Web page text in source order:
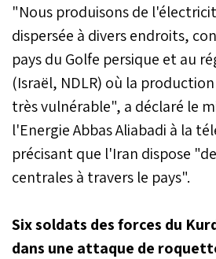
"Nous produisons de
dispersée à divers endroits,
pays du Golfe persique et au
(Israël, NDLR) où la
très vulnérable", a déclaré le
l'Energie Abbas Aliabadi à la
précisant que l'Iran dispose
centrales à travers le pays".
Six soldats des forces du
dans une attaque de